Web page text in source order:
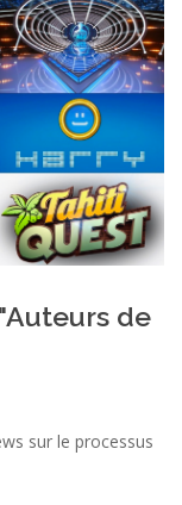
de
sur le processus